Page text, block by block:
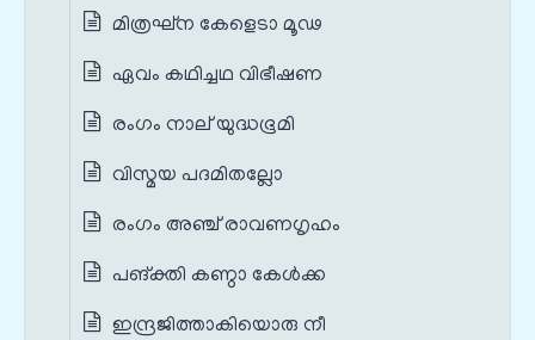
മിത്രഘ്ന കേളെടാ മൂഢ
ഏവം കഥിച്ചഥ വിഭീഷണ
രംഗം നാല് യുദ്ധഭൂമി
വിസ്മയ പദമിതല്ലോ
രംഗം അഞ്ച് രാവണഗൃഹം
പങ്‌ക്തി കണ്ഠാ കേള്‍ക്ക
ഇന്ദ്രജിത്താകിയൊരു നീ